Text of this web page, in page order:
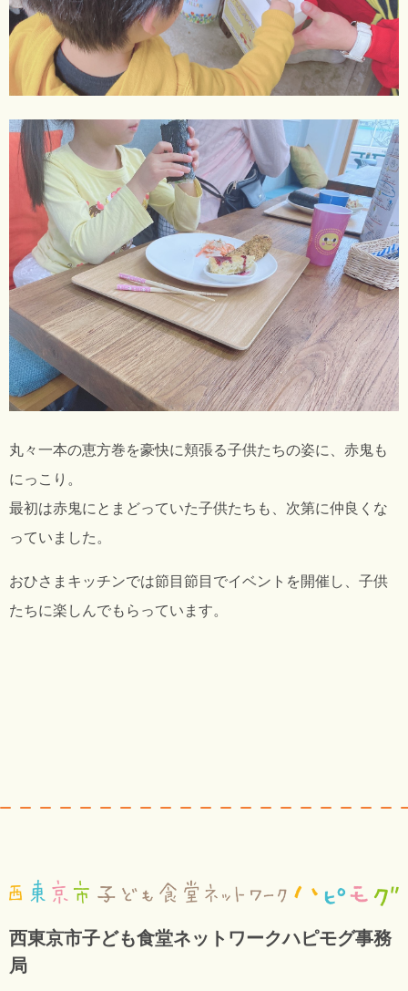
丸々一本の恵方巻を豪快に頬張る子供たちの姿に、赤鬼も
にっこり。
最初は赤鬼にとまどっていた子供たちも、次第に仲良くな
っていました。
おひさまキッチンでは節目節目でイベントを開催し、子供
たちに楽しんでもらっています。
西東京市子ども食堂ネットワークハピモグ事務
局